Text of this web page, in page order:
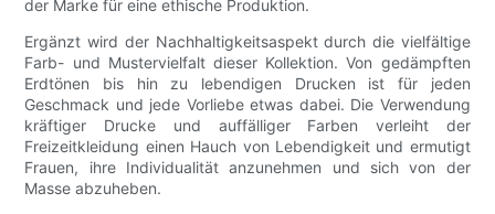
der Marke für eine ethische Produktion.
Ergänzt wird der Nachhaltigkeitsaspekt durch die vielfältige
Farb- und Mustervielfalt dieser Kollektion. Von gedämpften
Erdtönen bis hin zu lebendigen Drucken ist für jeden
Geschmack und jede Vorliebe etwas dabei. Die Verwendung
kräftiger Drucke und auffälliger Farben verleiht der
Freizeitkleidung einen Hauch von Lebendigkeit und ermutigt
Frauen, ihre Individualität anzunehmen und sich von der
Masse abzuheben.